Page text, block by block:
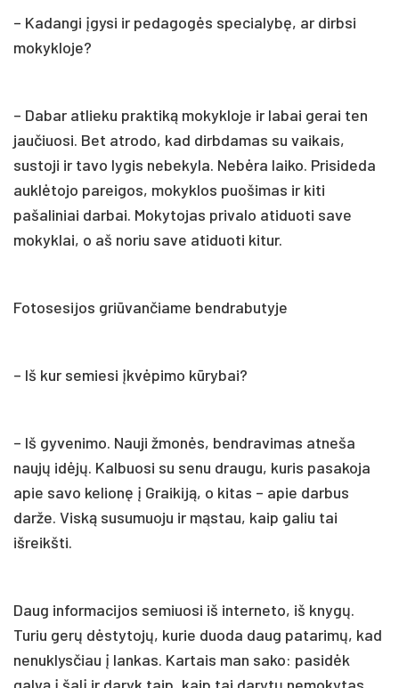
– Kadangi įgysi ir pedagogės specialybę, ar dirbsi
mokykloje?
– Dabar atlieku praktiką mokykloje ir labai gerai ten
jaučiuosi. Bet atrodo, kad dirbdamas su vaikais,
sustoji ir tavo lygis nebekyla. Nebėra laiko. Prisideda
auklėtojo pareigos, mokyklos puošimas ir kiti
pašaliniai darbai. Mokytojas privalo atiduoti save
mokyklai, o aš noriu save atiduoti kitur.
Fotosesijos griūvančiame bendrabutyje
– Iš kur semiesi įkvėpimo kūrybai?
– Iš gyvenimo. Nauji žmonės, bendravimas atneša
naujų idėjų. Kalbuosi su senu draugu, kuris pasakoja
apie savo kelionę į Graikiją, o kitas – apie darbus
darže. Viską susumuoju ir mąstau, kaip galiu tai
išreikšti.
Daug informacijos semiuosi iš interneto, iš knygų.
Turiu gerų dėstytojų, kurie duoda daug patarimų, kad
nenuklysčiau į lankas. Kartais man sako: pasidėk